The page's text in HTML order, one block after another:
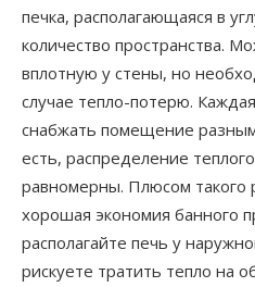
печка, располагающаяся в
количество пространства.
вплотную у стены, но
случае тепло-потерю.
снабжать помещение
есть, распределение
равномерны. Плюсом такого
хорошая экономия банного
располагайте печь у
рискуете тратить тепло на